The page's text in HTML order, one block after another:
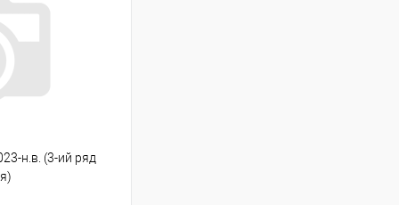
н.в. (3-ий ряд